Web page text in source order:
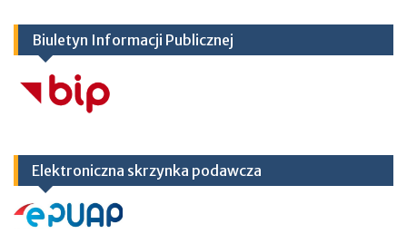
Biuletyn Informacji Publicznej
Elektroniczna skrzynka podawcza